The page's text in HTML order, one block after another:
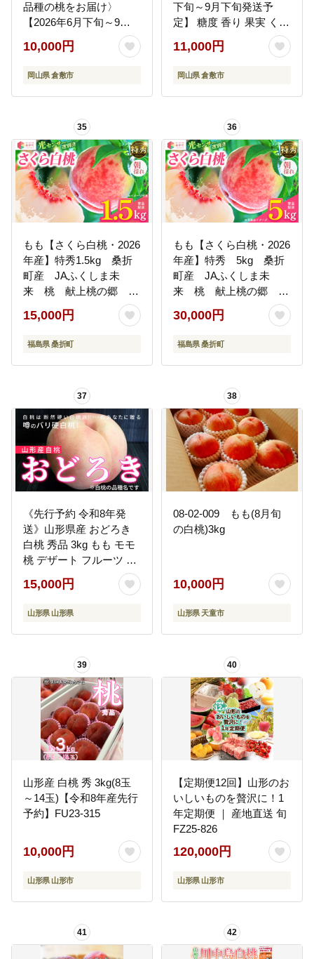
品種の桃をお届け〉
【2026年6月下旬～9月
下旬まで順次発送予定】
【桃 白桃 人気フルーツ
人気桃 おすすめフルー
ツ 岡山県 倉敷市】
10,000円
岡山県 倉敷市
下旬～9月下旬発送予
定】 糖度 香り 果実 くだ
もの 果物 フルーツ もも
桃 モモ ピーチ 国産 岡山
県産 ブランド 甘み 肉質
11,000円
岡山県 倉敷市
35
もも【さくら白桃・2026
年産】特秀1.5kg 桑折
町産 JAふくしま未
来 桃 献上桃の郷
【07301-0168】
15,000円
福島県 桑折町
36
もも【さくら白桃・2026
年産】特秀 5kg 桑折
町産 JAふくしま未
来 桃 献上桃の郷
【07301-0175】
30,000円
福島県 桑折町
37
《先行予約 令和8年発
送》山形県産 おどろき
白桃 秀品 3kg もも モモ
桃 デザート フルーツ 果
物 くだもの 果実 食品 山
形県 FSY-0583
15,000円
山形県 山形県
38
08-02-009 もも(8月旬
の白桃)3kg
10,000円
山形県 天童市
39
山形産 白桃 秀 3kg(8玉
～14玉)【令和8年産先行
予約】FU23-315
10,000円
山形県 山形市
40
【定期便12回】山形のお
いしいものを贅沢に！1
年定期便 ｜ 産地直送 旬
FZ25-826
120,000円
山形県 山形市
41 42